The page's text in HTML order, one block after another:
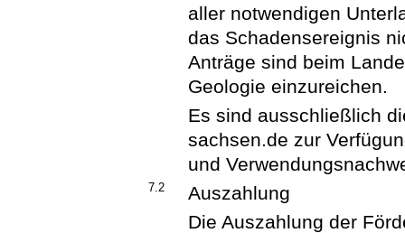
aller notwendigen
das Schadensereignis
Anträge sind beim
Geologie einzureichen.
Es sind ausschließlich
sachsen.de zur
und
7.2
Auszahlung
Die Auszahlung der